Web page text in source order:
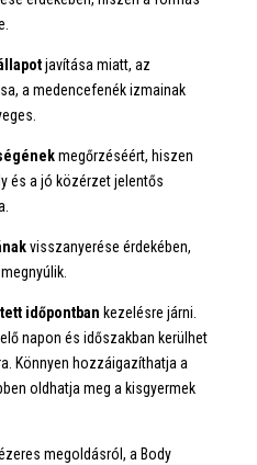
javítása miatt, az
a medencefenék izmainak
megőrzéséért, hiszen
és a jó közérzet jelentős
visszanyerése érdekében,
időpontban kezelésre járni.
napon és időszakban kerülhet
Könnyen hozzáigazíthatja a
oldhatja meg a kisgyermek
megoldásról, a Body